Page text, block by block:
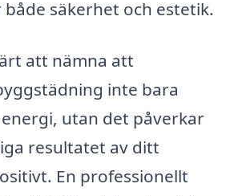
säkerhet och estetik.
att nämna att
inte bara
utan det påverkar
resultatet av ditt
En professionellt